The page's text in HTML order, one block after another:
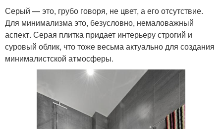
Серый — это, грубо говоря, не цвет, а его отсутствие.
Для минимализма это, безусловно, немаловажный
аспект. Серая плитка придает интерьеру строгий и
суровый облик, что тоже весьма актуально для создания
минималистской атмосферы.